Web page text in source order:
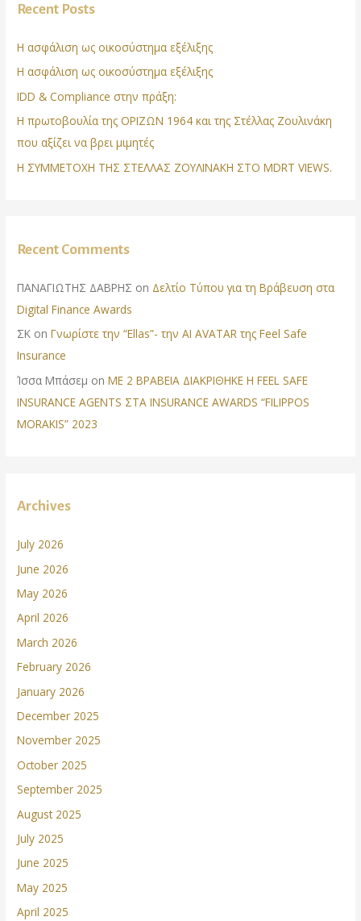
Recent Posts
Η ασφάλιση ως οικοσύστημα εξέλιξης
Η ασφάλιση ως οικοσύστημα εξέλιξης
IDD & Compliance στην πράξη:
Η πρωτοβουλία της ΟΡΙΖΩΝ 1964 και της Στέλλας Ζουλινάκη
που αξίζει να βρει μιμητές
Η ΣΥΜΜΕΤΟΧΗ ΤΗΣ ΣΤΕΛΛΑΣ ΖΟΥΛΙΝΑΚΗ ΣΤΟ MDRT VIEWS.
Recent Comments
ΠΑΝΑΓΙΩΤΗΣ ΔΑΒΡΗΣ on Δελτίο Τύπου για τη Βράβευση στα
Digital Finance Awards
ΣΚ onΓνωρίστε την “Ellas”- την AI AVATAR της Feel Safe
Insurance
Ίσσα Μπάσεμ onΜΕ 2 ΒΡΑΒΕΙΑ ΔΙΑΚΡΙΘΗΚΕ Η FEEL SAFE
INSURANCE AGENTS ΣΤΑ INSURANCE AWARDS “FILIPPOS
MORAKIS” 2023
Archives
July 2026
June 2026
May 2026
April 2026
March 2026
February 2026
January 2026
December 2025
November 2025
October 2025
September 2025
August 2025
July 2025
June 2025
May 2025
April 2025